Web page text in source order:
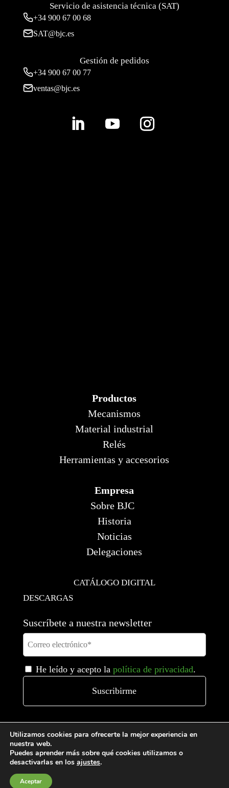
Servicio de asistencia técnica (SAT)
+34 900 67 00 68
SAT@bjc.es
Gestión de pedidos
+34 900 67 00 77
ventas@bjc.es
Productos
Mecanismos
Material industrial
Relés
Herramientas y accesorios
Empresa
Sobre BJC
Historia
Noticias
Delegaciones
CATÁLOGO DIGITAL
DESCARGAS
Suscríbete a nuestra newsletter
He leído y acepto la política de privacidad.
Utilizamos cookies para ofrecerte la mejor experiencia en
nuestra web.
Puedes aprender más sobre qué cookies utilizamos o
desactivarlas en los ajustes.
Aceptar